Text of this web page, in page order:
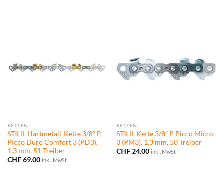
KETTEN
STIHL Hartmetall-Kette 3/8″ P,
Picco Duro Comfort 3 (PD3),
1.3 mm, 51 Treiber
CHF69.00 inkl. MwSt
KETTEN
STIHL Kette 3/8″ P Picco Micro
3 (PM3), 1.3 mm, 50 Treiber
CHF24.00 inkl. MwSt